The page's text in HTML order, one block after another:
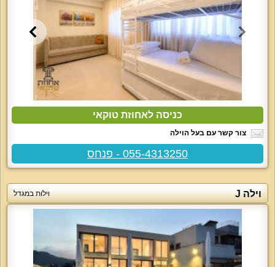
כניסה לאחוזת טוקאי
צור קשר עם בעל הוילה
055-4313250 - פנחס
וילה J וילות במגדל